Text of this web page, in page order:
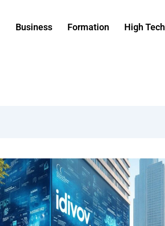
Business Formation High Tech